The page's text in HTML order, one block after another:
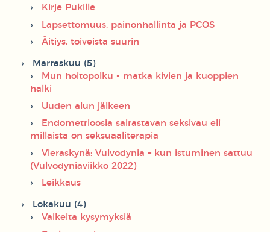
Kirje Pukille
Lapsettomuus, painonhallinta ja PCOS
Äitiys, toiveista suurin
Marraskuu (5)
Mun hoitopolku - matka kivien ja kuoppien
halki
Uuden alun jälkeen
Endometrioosia sairastavan seksivau eli
millaista on seksuaaliterapia
Vieraskynä: Vulvodynia – kun istuminen sattuu
(Vulvodyniaviikko 2022)
Leikkaus
Lokakuu (4)
Vaikeita kysymyksiä